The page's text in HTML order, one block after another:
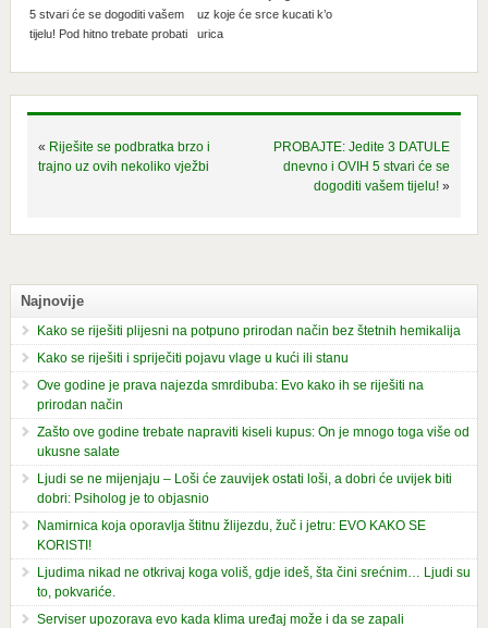
5 stvari će se dogoditi vašem
tijelu! Pod hitno trebate probati
uz koje će srce kucati k’o
urica
« Riješite se podbratka brzo i
trajno uz ovih nekoliko vježbi
PROBAJTE: Jedite 3 DATULE
dnevno i OVIH 5 stvari će se
dogoditi vašem tijelu! »
Najnovije
Kako se riješiti plijesni na potpuno prirodan način bez štetnih hemikalija
Kako se riješiti i spriječiti pojavu vlage u kući ili stanu
Ove godine je prava najezda smrdibuba: Evo kako ih se riješiti na
prirodan način
Zašto ove godine trebate napraviti kiseli kupus: On je mnogo toga više od
ukusne salate
Ljudi se ne mijenjaju – Loši će zauvijek ostati loši, a dobri će uvijek biti
dobri: Psiholog je to objasnio
Namirnica koja oporavlja štitnu žlijezdu, žuč i jetru: EVO KAKO SE
KORISTI!
Ljudima nikad ne otkrivaj koga voliš, gdje ideš, šta čini srećnim… Ljudi su
to, pokvariće.
Serviser upozorava evo kada klima uređaj može i da se zapali